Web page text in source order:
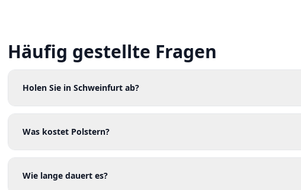
Häufig gestellte Fragen
Holen Sie in Schweinfurt ab?
Was kostet Polstern?
Wie lange dauert es?